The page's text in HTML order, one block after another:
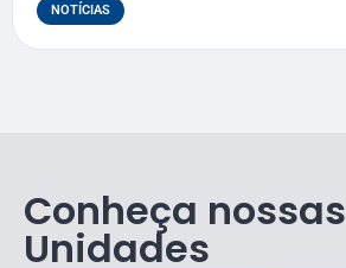
NOTÍCIAS
Conheça nossas
Unidades